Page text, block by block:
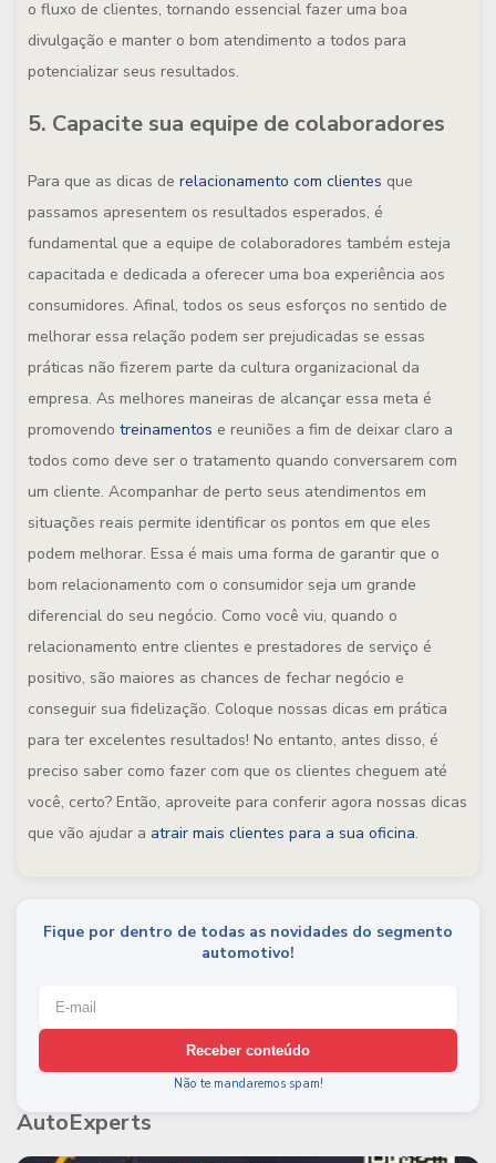
o fluxo de clientes, tornando essencial fazer uma boa
divulgação e manter o bom atendimento a todos para
potencializar seus resultados.
5. Capacite sua equipe de colaboradores
Para que as dicas de relacionamento com clientes que
passamos apresentem os resultados esperados, é
fundamental que a equipe de colaboradores também esteja
capacitada e dedicada a oferecer uma boa experiência aos
consumidores. Afinal, todos os seus esforços no sentido de
melhorar essa relação podem ser prejudicadas se essas
práticas não fizerem parte da cultura organizacional da
empresa. As melhores maneiras de alcançar essa meta é
promovendo treinamentos e reuniões a fim de deixar claro a
todos como deve ser o tratamento quando conversarem com
um cliente. Acompanhar de perto seus atendimentos em
situações reais permite identificar os pontos em que eles
podem melhorar. Essa é mais uma forma de garantir que o
bom relacionamento com o consumidor seja um grande
diferencial do seu negócio. Como você viu, quando o
relacionamento entre clientes e prestadores de serviço é
positivo, são maiores as chances de fechar negócio e
conseguir sua fidelização. Coloque nossas dicas em prática
para ter excelentes resultados! No entanto, antes disso, é
preciso saber como fazer com que os clientes cheguem até
você, certo? Então, aproveite para conferir agora nossas dicas
que vão ajudar a atrair mais clientes para a sua oficina.
Fique por dentro de todas as novidades do segmento
automotivo!
Receber conteúdo
Não te mandaremos spam!
AutoExperts